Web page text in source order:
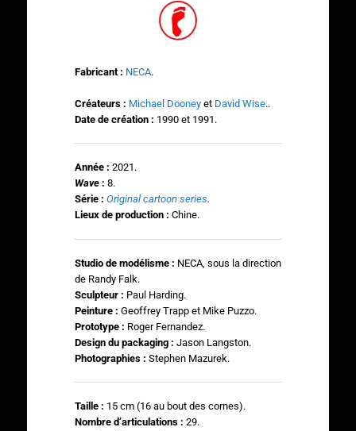
Fabricant : NECA.
Créateurs : Michael Dooneyet David Wise..
Date de création : 1990 et 1991.
Année : 2021.
Wave: 8.
Série : Original cartoon series.
Lieux de production : Chine.
Studio de modélisme : NECA, sous la direction
de Randy Falk.
Sculpteur : Paul Harding.
Peinture : Geoffrey Trapp et Mike Puzzo.
Prototype : Roger Fernandez.
Design du packaging : Jason Langston.
Photographies : Stephen Mazurek.
Taille : 15 cm (16 au bout des cornes).
Nombre d’articulations : 29.